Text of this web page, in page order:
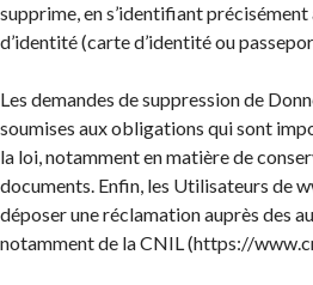
supprime, en s’identifiant précisément
d’identité (carte d’identité ou
Les demandes de suppression de
soumises aux obligations qui sont
la loi, notamment en matière de
documents. Enfin, les Utilisateurs de
déposer une réclamation auprès des
notamment de la CNIL (https://